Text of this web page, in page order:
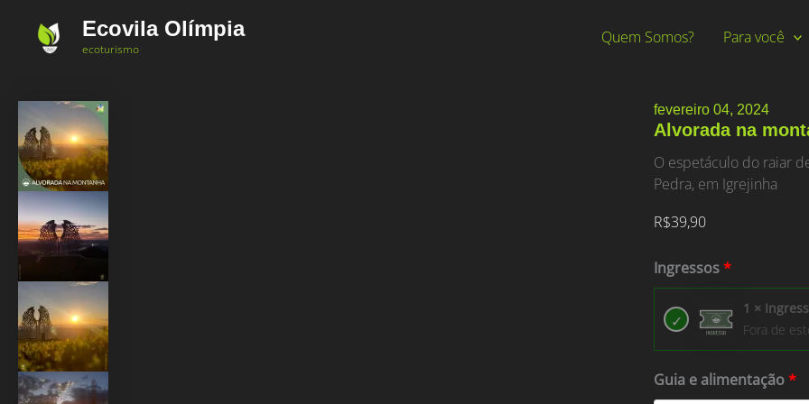
Ecovila Olímpia
ecoturismo
Quem Somos? Para você
fevereiro 04, 2024
Alvorada na
O espetáculo do raiar
Pedra, em Igrejinha
R$39,90
Ingressos
1 ×
Fora de
Guia e alimentação